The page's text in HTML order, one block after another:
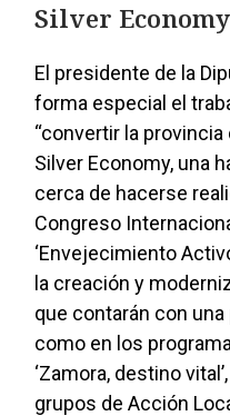
Silver Economy
El presidente de la
forma especial el
“convertir la
Silver Economy, una
cerca de hacerse
Congreso
‘Envejecimiento
la creación y
que contarán con
como en los
‘Zamora, destino
grupos de Acción